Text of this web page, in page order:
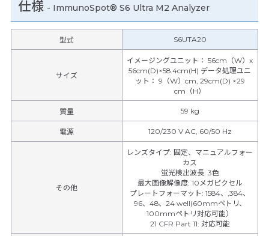
仕様 - ImmunoSpot® S6 Ultra M2 Analyzer
型式 S6UTA20
サイズ
イメージングユニット： 56cm（W）x
56cm(D)×58.4cm(H) データ処理ユニ
ット： 9（W）cm, 29cm(D) ×29
cm（H）
質量 59 kg
電源 120/230 V AC, 60/50 Hz
その他
レンズタイプ: 固定、マニュアルフォー
カス
蛍光検出波長: 3色
最大画像解像度: 10メガピクセル
プレートフォーマット:1584、,384、
96、48、24 well(60mmペトリ、
100mmペトリ対応可能）
21 CFR Part 11: 対応可能